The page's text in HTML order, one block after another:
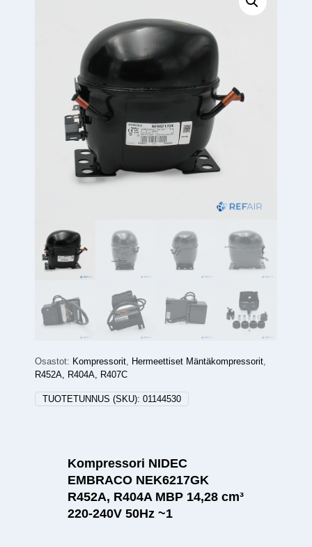
Osastot: Kompressorit, Hermeettiset Mäntäkompressorit,
R452A, R404A, R407C
TUOTETUNNUS (SKU): 01144530
Kompressori NIDEC
EMBRACO NEK6217GK
R452A, R404A MBP 14,28 cm³
220-240V 50Hz ~1